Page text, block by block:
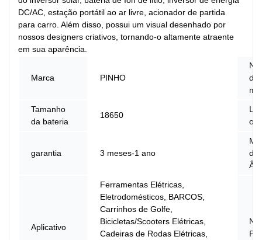
DC/AC, estação portátil ao ar livre, acionador de partida
para carro. Além disso, possui um visual desenhado por
nossos designers criativos, tornando-o altamente atraente
em sua aparência.
Marca PINHO
do
Tamanho
da bateria
18650
garantia 3 meses-1 ano
do
Aplicativo
Ferramentas Elétricas,
Eletrodomésticos, BARCOS,
Carrinhos de Golfe,
Bicicletas/Scooters Elétricas,
Cadeiras de Rodas Elétricas,